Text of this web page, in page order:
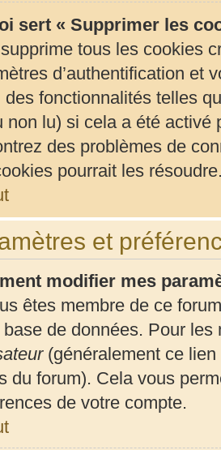
sert « Supprimer les
tous les cookies
d’authentification et
des fonctionnalités telles
non lu) si cela a été activé
des problèmes de
pourrait les
et
modifier mes
êtes membre de ce
base de données. Pour
(généralement ce lien
du forum). Cela vous
de votre compte.